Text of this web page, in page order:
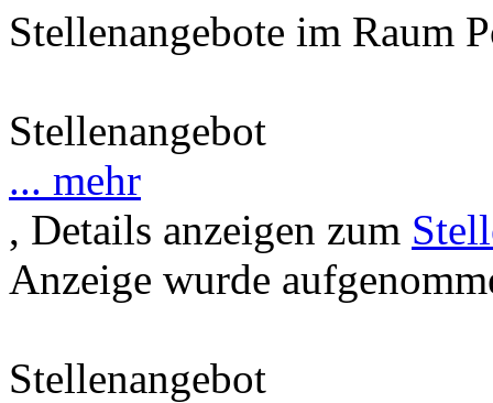
[Startseite ] [Anzeigen] [Themen ] [Links
Stellenangebote im Raum
Stellenangebot
... mehr
, Details anzeigen zum
Anzeige wurde
Stellenangebot